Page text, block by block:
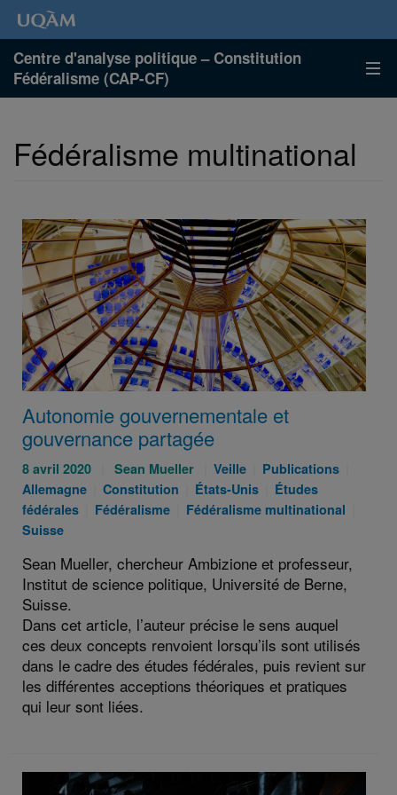
Centre d'analyse politique – Constitution
Fédéralisme (CAP-CF)
Fédéralisme multinational
Autonomie gouvernementale et
gouvernance partagée
Publié
le
:
8 avril 2020
Auteurs
:
Sean Mueller
Catégories
:
Veille
Catégories
Publications
Allemagne
Catégories
:
Constitution
Catégories
:
États-Unis
Catégories
:
Études
fédérales
Catégories
Fédéralisme
Catégories
Fédéralisme multinational
Suisse
Sean Mueller, chercheur Ambizione et professeur,
Institut de science politique, Université de Berne,
Suisse.
Dans cet article, l’auteur précise le sens auquel
ces deux concepts renvoient lorsqu’ils sont utilisés
dans le cadre des études fédérales, puis revient sur
les différentes acceptions théoriques et pratiques
qui leur sont liées.